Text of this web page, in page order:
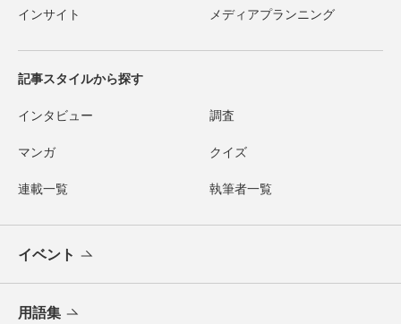
インサイト メディアプランニング
記事スタイルから探す
インタビュー 調査
マンガ クイズ
連載一覧 執筆者一覧
イベント
用語集